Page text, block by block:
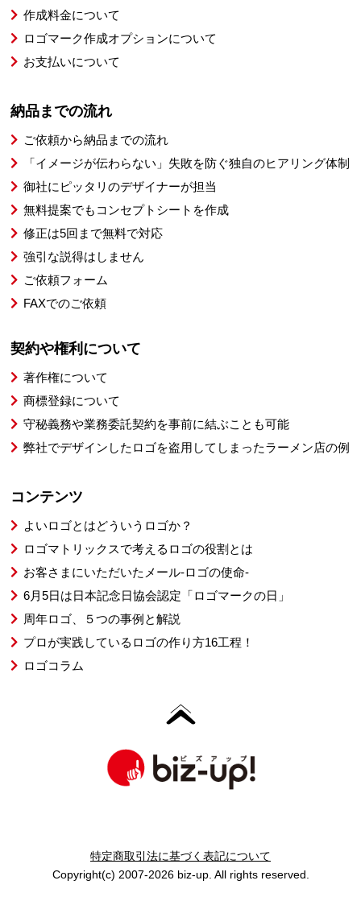
作成料金について
ロゴマーク作成オプションについて
お支払いについて
納品までの流れ
ご依頼から納品までの流れ
「イメージが伝わらない」失敗を防ぐ独自のヒアリング体制
御社にピッタリのデザイナーが担当
無料提案でもコンセプトシートを作成
修正は5回まで無料で対応
強引な説得はしません
ご依頼フォーム
FAXでのご依頼
契約や権利について
著作権について
商標登録について
守秘義務や業務委託契約を事前に結ぶことも可能
弊社でデザインしたロゴを盗用してしまったラーメン店の例
コンテンツ
よいロゴとはどういうロゴか？
ロゴマトリックスで考えるロゴの役割とは
お客さまにいただいたメール-ロゴの使命-
6月5日は日本記念日協会認定「ロゴマークの日」
周年ロゴ、５つの事例と解説
プロが実践しているロゴの作り方16工程！
ロゴコラム
特定商取引法に基づく表記について
Copyright(c) 2007-2026 biz-up. All rights reserved.